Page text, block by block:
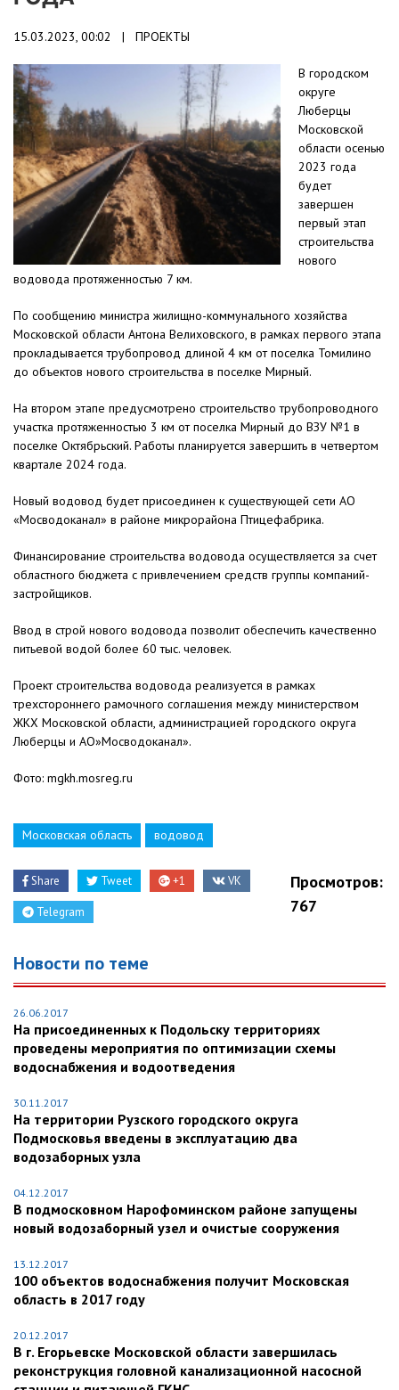
15.03.2023, 00:02 | ПРОЕКТЫ
В городском
округе
Люберцы
Московской
области осенью
2023 года
будет
завершен
первый этап
строительства
нового
водовода протяженностью 7 км.
По сообщению министра жилищно-коммунального хозяйства
Московской области Антона Велиховского, в рамках первого этапа
прокладывается трубопровод длиной 4 км от поселка Томилино
до объектов нового строительства в поселке Мирный.
На втором этапе предусмотрено строительство трубопроводного
участка протяженностью 3 км от поселка Мирный до ВЗУ №1 в
поселке Октябрьский. Работы планируется завершить в четвертом
квартале 2024 года.
Новый водовод будет присоединен к существующей сети АО
«Мосводоканал» в районе микрорайона Птицефабрика.
Финансирование строительства водовода осуществляется за счет
областного бюджета с привлечением средств группы компаний-
застройщиков.
Ввод в строй нового водовода позволит обеспечить качественно
питьевой водой более 60 тыс. человек.
Проект строительства водовода реализуется в рамках
трехстороннего рамочного соглашения между министерством
ЖКХ Московской области, администрацией городского округа
Люберцы и АО»Мосводоканал».
Фото: mgkh.mosreg.ru
Московская область водовод
Share Tweet +1 VK
Telegram
Просмотров:
767
Новости по теме
26.06.2017
На присоединенных к Подольску территориях
проведены мероприятия по оптимизации схемы
водоснабжения и водоотведения
30.11.2017
На территории Рузского городского округа
Подмосковья введены в эксплуатацию два
водозаборных узла
04.12.2017
В подмосковном Нарофоминском районе запущены
новый водозаборный узел и очистые сооружения
13.12.2017
100 объектов водоснабжения получит Московская
область в 2017 году
20.12.2017
В г. Егорьевске Московской области завершилась
реконструкция головной канализационной насосной